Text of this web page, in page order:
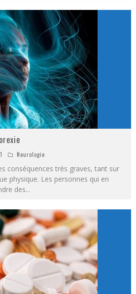
Neurologie
conséquences très graves, tant sur
physique. Les personnes qui en
des...